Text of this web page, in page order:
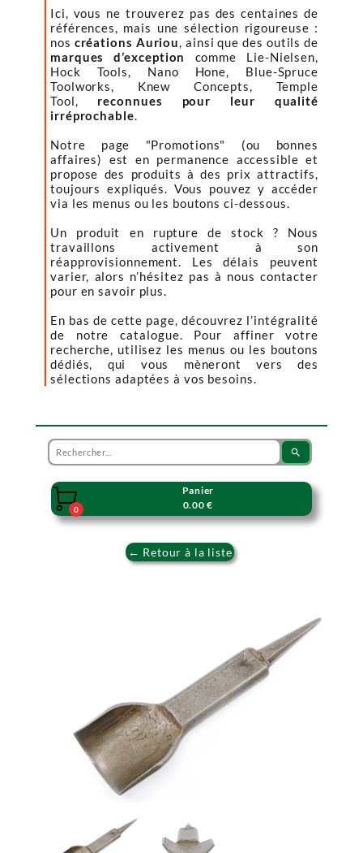
Ici, vous ne trouverez pas des centaines de
références, mais une sélection rigoureuse :
nos créations Auriou, ainsi que des outils de
marques d’exception
comme Lie-Nielsen,
Hock Tools, Nano Hone, Blue-Spruce
Toolworks, Knew Concepts, Temple
Tool, reconnues pour leur qualité
irréprochable.
Notre page "Promotions" (ou bonnes
affaires) est en permanence accessible et
propose des produits à des prix attractifs,
toujours expliqués. Vous pouvez y accéder
via les menus ou les boutons ci-dessous.
Un produit en rupture de stock ? Nous
travaillons activement à son
réapprovisionnement. Les délais peuvent
varier, alors n’hésitez pas à nous contacter
pour en savoir plus.
En bas de cette page, découvrez l’intégralité
de notre catalogue. Pour affiner votre
recherche, utilisez les menus ou les boutons
dédiés, qui vous mèneront vers des
sélections adaptées à vos besoins.
search

0
Panier
0.00 €
← Retour à la liste